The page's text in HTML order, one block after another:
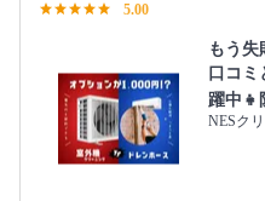
5.00
もう失
口コ
躍中👧
NESク